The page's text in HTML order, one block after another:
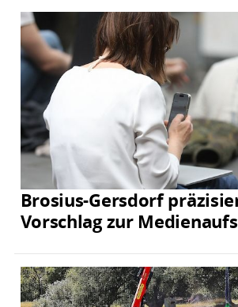
Brosius-Gersdorf
Vorschlag zur